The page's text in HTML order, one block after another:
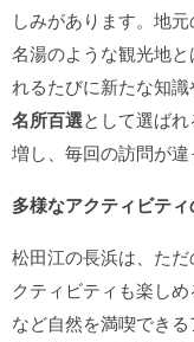
しみがあります。地
名湯のような観光地
れるたびに新たな知
名所百選として選ば
増し、毎回の訪問が違
多様なアクティビテ
松田江の長浜は、た
クティビティも楽し
など自然を満喫でき